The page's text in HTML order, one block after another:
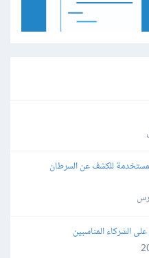
للكشف عن السرطان
الشركاء المناسبين